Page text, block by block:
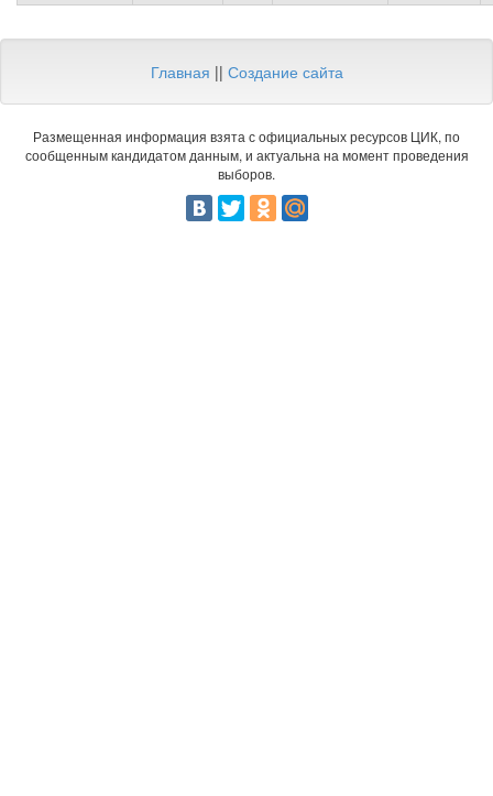
Главная || Создание сайта
Размещенная информация взята с официальных ресурсов ЦИК, по
сообщенным кандидатом данным, и актуальна на момент проведения
выборов.